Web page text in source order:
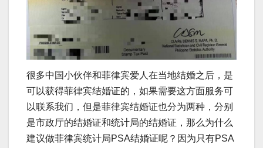
很多中国小伙伴和菲律宾爱人在当地结婚之后，是
可以获得菲律宾结婚证的，如果需要这方面服务可
以联系我们，但是菲律宾结婚证也分为两种，分别
是市政厅的结婚证和统计局的结婚证，那么为什么
建议做菲律宾统计局PSA结婚证呢？因为只有PSA